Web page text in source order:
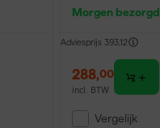
koolborstelloos
Morgen bezorgd
Adviesprijs 393,12
288,00
incl. BTW
Vergelijk